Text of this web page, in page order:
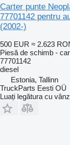
Carter punte
77701142 pentru
(2002-)
500 EUR ≈ 2.623
Piesă de schimb -
77701142
diesel
Estonia, Tallinn
TruckParts Eesti OÜ
Luați legătura cu